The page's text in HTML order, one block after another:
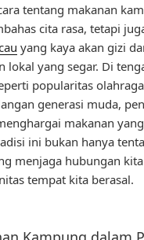
tentang makanan
cita rasa, tetapi
yang kaya akan gizi
lokal yang segar. Di
popularitas
generasi muda,
makanan
ini bukan hanya
menjaga hubungan
tempat kita berasal.